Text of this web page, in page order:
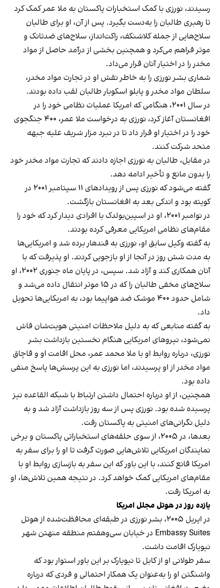
رسیدند، نورزی با کمک استخبارات پاکستان به ملا عمر کمک کرد
تا رهبری طالبان را به‌دست بگیرد. پس از آن، او برای طالبان
سلاح‌هایی از جمله کلاشنکف، راکت‌انداز، سلاح‌های ضدتانک و
موتر فراهم می‌کرد و همچنین بخشی از درآمد حاصل از مواد
مخدر را در اختیار آنان قرار می‌داد.
شماری بشر نورزی را به خاطر نقش او در تجارت مواد مخدر،
سلطان‌ مواد مخدر و پابلو اسکوبار طالبان لقب داده بودند.
در سال ۲۰۰۱، هنگامی که امریکا عملیات نظامی خود را در
افغانستان آغاز کرد، نورزی به درخواست ملا عمر، ۴۰۰ جنگجوی
خود را در اختیار او قرار داد تا در نبرد مزار شریف علیه جبهه
متحد شرکت کنند.
در مقابل، طالبان به نورزی اجازه دادند که تجارت مواد مخدر خود
را بدون مانع و تأخیر ادامه دهد.
گفته می‌شود که نورزی پس از رویدادهای ۱۱ سپتامبر ۲۰۰۱ در
کویته بود و اندکی بعد به افغانستان بازگشت.
در نوامبر ۲۰۰۱، او در اسپین‌بولدک با افرادی دیدار کرد که خود را
مقام‌های نظامی امریکایی معرفی کرده بودند.
به گفته وکیل سابق او، نورزی به قندهار برده شد و امریکایی‌ها
به مدت شش روز در آنجا از او بازجویی کردند. او پذیرفت که با
آنان همکاری کند و آزاد شد. سپس، در پایان ماه جنوری ۲۰۰۲، او
سلاح‌های مخفی طالبان را که در ۱۵ موتر انتقال داده می‌شد و
شامل حدود ۴۰۰ موشک ضد هواپیما بود، به امریکایی‌ها تحویل
داد.
به گفته منابعی که به دلیل ملاحظات امنیتی هویت‌شان فاش
نمی‌شود، نیروهای امریکایی هنگام نخستین بازداشت بشر
نورزی، درباره روابط او با ملا محمد عمر، محل اقامت او و قاچاق
مواد مخدر از او پرسیدند، اما نورزی به این پرسش‌ها پاسخ منفی
داده بود.
همچنین، از او درباره احتمال داشتن ارتباط با شبکه القاعده نیز
پرسیده شده بود. نورزی پس از سه روز بازداشت آزاد شد و به
دلیل نگرانی‌های امنیتی به پاکستان رفت.
بعدها، در ۲۰۰۵، از سوی حلقه‌های استخباراتی پاکستان و برخی
نمایندگان امریکایی تلاش‌هایی صورت گرفت تا او را برای سفر به
امریکا قانع کنند، با این باور که این سفر به بازسازی روابط او با
مقام‌های امریکایی کمک خواهد کرد. در نتیجه همین تلاش‌ها، او
به امریکا رفت.
یازده روز در هوتل مجلل امریکا
در اپریل ۲۰۰۵، بشر نورزی در طبقه‌ای محافظت‌شده از هوتل
Embassy Suites در خیابان سی‌وهفتم منطقه منهتن شهر
نیویارک اقامت داشت.
سفر طولانی او از کابل تا نیویارک بر این باور استوار بود که
واشنگتن او را به‌عنوان یک همکار احتمالی و فردی که درباره